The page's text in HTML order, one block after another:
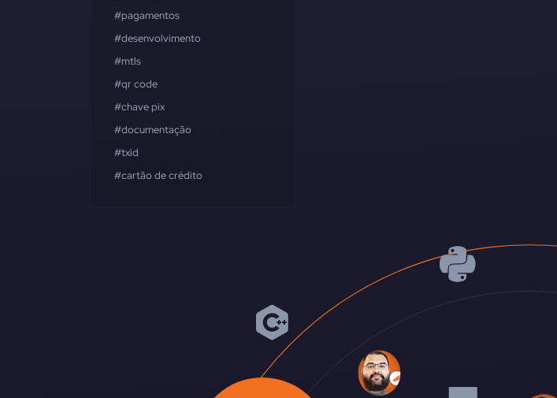
#pagamentos
#desenvolvimento
#mtls
#qr code
#chave pix
#documentação
#txid
#cartão de crédito